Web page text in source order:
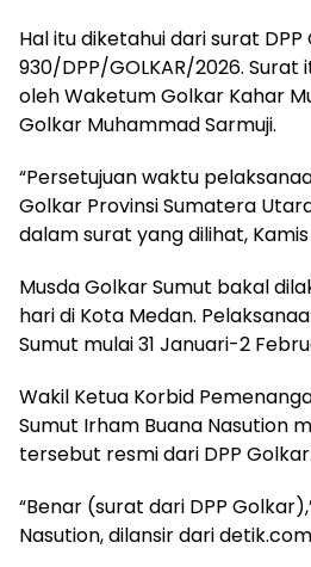
Hal itu diketahui dari surat
930/DPP/GOLKAR/2026.
oleh Waketum Golkar Kahar
Golkar Muhammad Sarmuji.
“Persetujuan waktu
Golkar Provinsi Sumatera
dalam surat yang dilihat,
Musda Golkar Sumut bakal
hari di Kota Medan.
Sumut mulai 31 Januari-2
Wakil Ketua Korbid
Sumut Irham Buana Nasution
tersebut resmi dari DPP Golkar.
“Benar (surat dari DPP
Nasution, dilansir dari